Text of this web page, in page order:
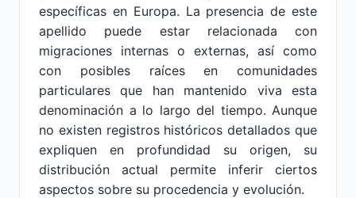
específicas en Europa. La presencia de este
apellido puede estar relacionada con
migraciones internas o externas, así como
con posibles raíces en comunidades
particulares que han mantenido viva esta
denominación a lo largo del tiempo. Aunque
no existen registros históricos detallados que
expliquen en profundidad su origen, su
distribución actual permite inferir ciertos
aspectos sobre su procedencia y evolución.